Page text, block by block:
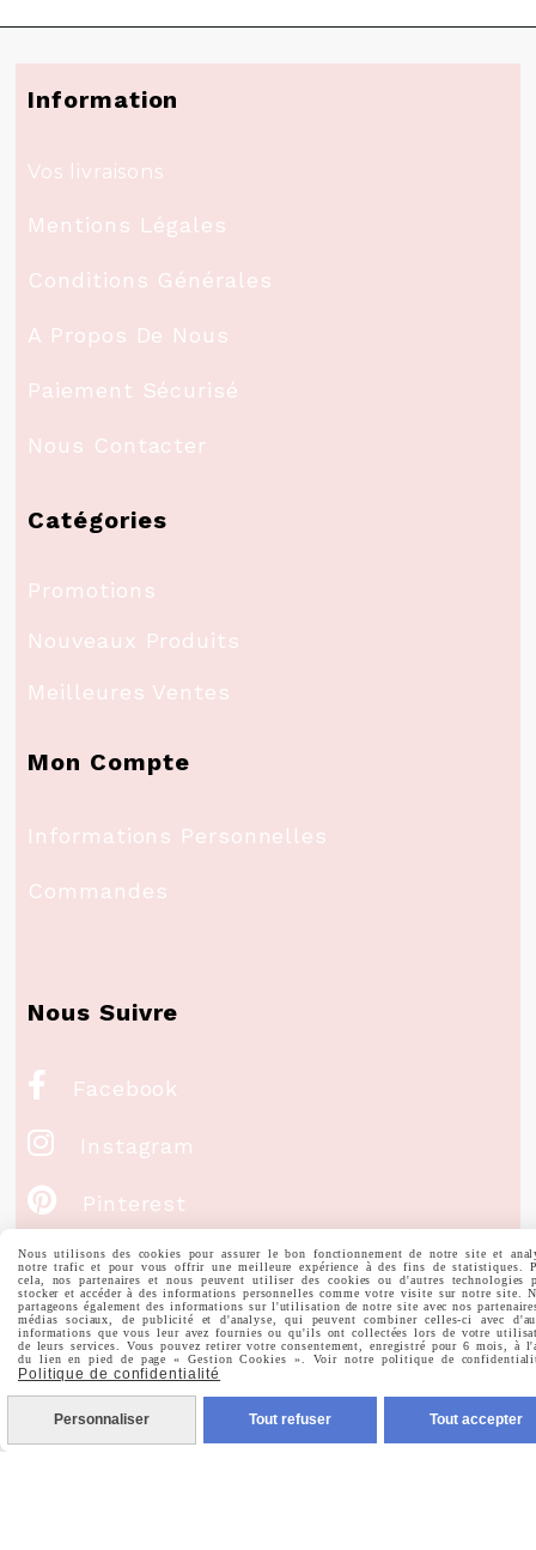
Information
Vos livraisons
Mentions Légales
Conditions Générales
A Propos De Nous
Paiement Sécurisé
Nous Contacter
Catégories
Promotions
Nouveaux Produits
Meilleures Ventes
Mon Compte
Informations Personnelles
Commandes
Nous Suivre
 Facebook
 Instagram
 Pinterest
 Youtube
Votre Email
Prénom
Nous utilisons des cookies pour assurer le bon fonctionnement de notre site et
notre trafic et pour vous offrir une meilleure expérience à des fins de statistiques.
cela, nos partenaires et nous peuvent utiliser des cookies ou d'autres technologies
stocker et accéder à des informations personnelles comme votre visite sur notre site.
partageons également des informations sur l'utilisation de notre site avec nos
médias sociaux, de publicité et d'analyse, qui peuvent combiner celles-ci avec
informations que vous leur avez fournies ou qu'ils ont collectées lors de votre
de leurs services. Vous pouvez retirer votre consentement, enregistré pour 6 mois, à
du lien en pied de page « Gestion Cookies ». Voir notre politique de
Politique de confidentialité
Personnaliser Tout refuser Tout accepter